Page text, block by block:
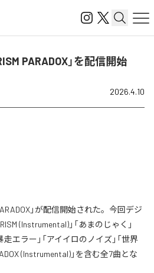
PARADOX」を配信開始
2026.4.10
」が配信開始された。今回デジ
(Instrumental)」「あまのじゃく」
走エラー」「アイイロのノイズ」「世界
(Instrumental)」を含む全7曲とな